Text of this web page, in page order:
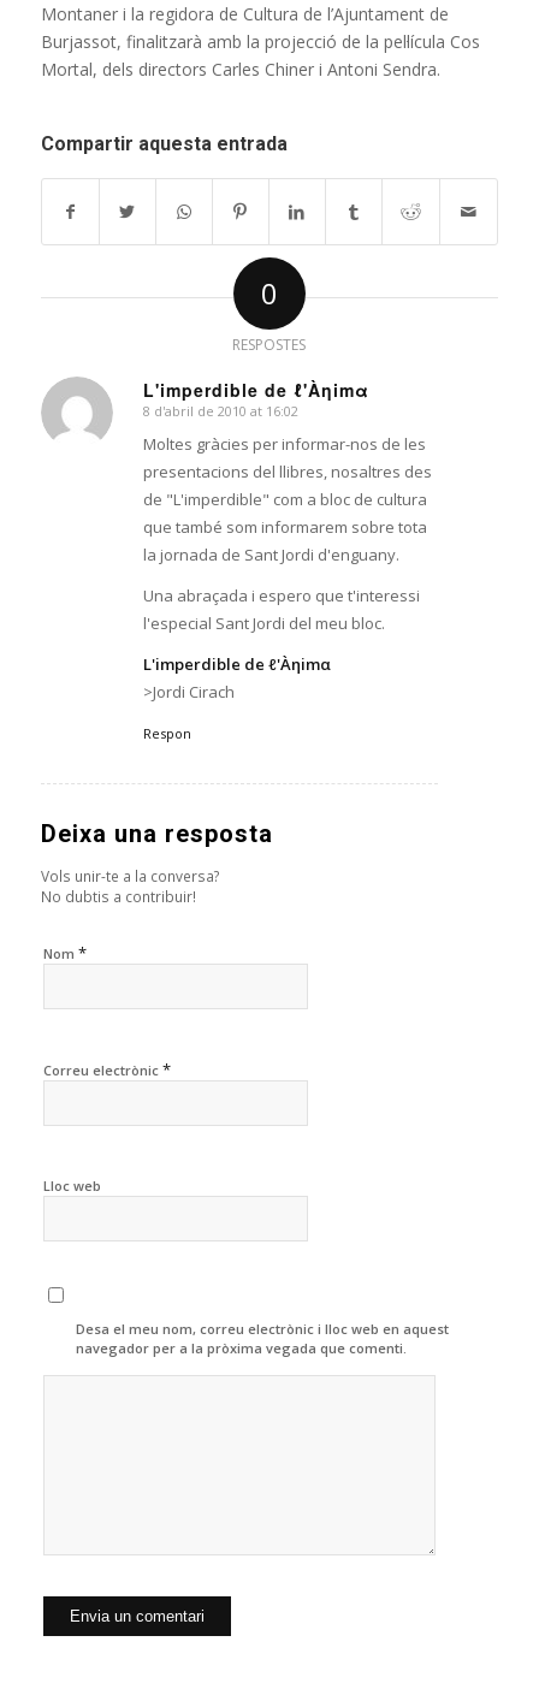
Montaner i la regidora de Cultura de l’Ajuntament de
Burjassot, finalitzarà amb la projecció de la pel·lícula Cos
Mortal, dels directors Carles Chiner i Antoni Sendra.
Compartir aquesta entrada
0
RESPOSTES
L'imperdible de ℓ'Àηimα
says:
8 d'abril de 2010 at 16:02
Moltes gràcies per informar-nos de les
presentacions del llibres, nosaltres des
de "L'imperdible" com a bloc de cultura
que també som informarem sobre tota
la jornada de Sant Jordi d'enguany.
Una abraçada i espero que t'interessi
l'especial Sant Jordi del meu bloc.
L'imperdible de ℓ'Àηimα
>Jordi Cirach
Respon
Deixa una resposta
Vols unir-te a la conversa?
No dubtis a contribuir!
Nom *
Correu electrònic *
Lloc web
Desa el meu nom, correu electrònic i lloc web en aquest
navegador per a la pròxima vegada que comenti.